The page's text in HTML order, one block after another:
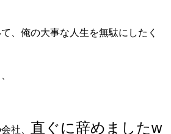
、俺の大事な人生を無駄にしたく
社、 直ぐに辞めましたw